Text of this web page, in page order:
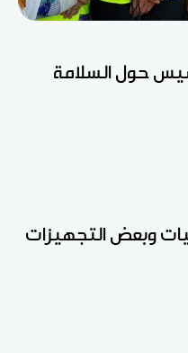
حول السلامة
النيجر 4 مروحيات وبعض التجهيزات